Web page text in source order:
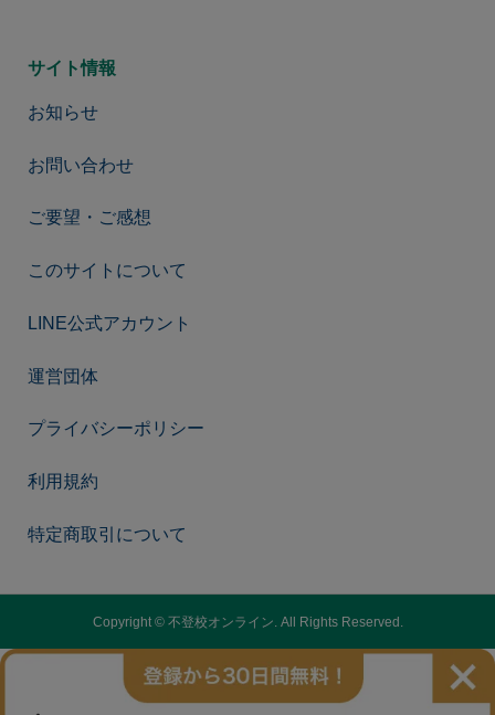
サイト情報
お知らせ
お問い合わせ
ご要望・ご感想
このサイトについて
LINE公式アカウント
運営団体
プライバシーポリシー
利用規約
特定商取引について
Copyright ©不登校オンライン. All Rights Reserved.